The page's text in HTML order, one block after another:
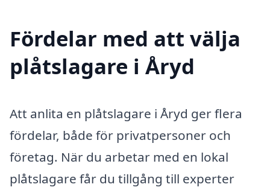
Fördelar med att välja
plåtslagare i Åryd
Att anlita en plåtslagare i Åryd ger flera
fördelar, både för privatpersoner och
företag. När du arbetar med en lokal
plåtslagare får du tillgång till experter